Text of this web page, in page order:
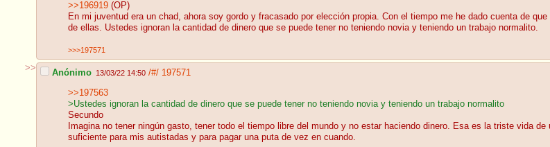
>>196919 (OP)
En mi juventud era un chad, ahora soy gordo y fracasado por elección propia. Con el tiempo me he dado cuenta de
de ellas. Ustedes ignoran la cantidad de dinero que se puede tener no teniendo novia y teniendo un trabajo normalito.
>>>197571
>> Anónimo 13/03/22 14:50 /#/ 197571
>>197563
>Ustedes ignoran la cantidad de dinero que se puede tener no teniendo novia y teniendo un trabajo normalito
Secundo
Imagina no tener ningún gasto, tener todo el tiempo libre del mundo y no estar haciendo dinero. Esa es la triste vida
suficiente para mis autistadas y para pagar una puta de vez en cuando.